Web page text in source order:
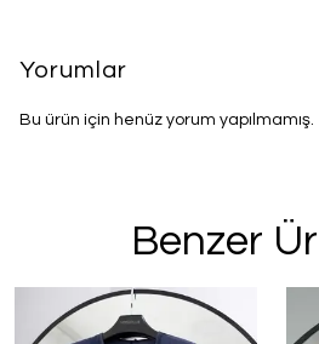
Yorumlar
Bu ürün için henüz yorum yapılmamış.
Benzer